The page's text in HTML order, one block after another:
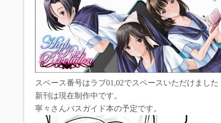
スペース番号はラブ01,02でスペースいただけました
新刊は現在制作中です。
寧々さんバスガイド本の予定です。